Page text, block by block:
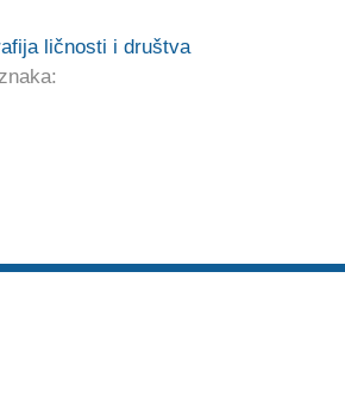
ličnosti i društva